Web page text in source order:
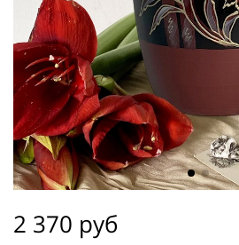
2 370 руб